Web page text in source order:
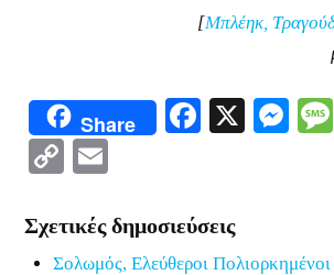
[Μπλέηκ,
Share Facebook
X
Copy
Σχετικές δημοσιεύσεις
Σολωμός, Ελεύθεροι Πολιορκημένοι